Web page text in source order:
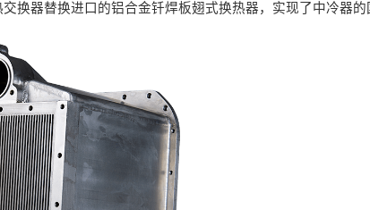
换器替换进口的铝合金钎焊板翅式换热器，实现了中冷器